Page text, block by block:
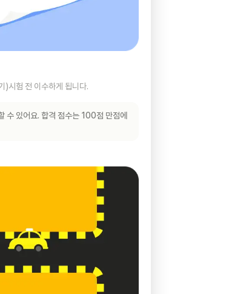
)시험 전 이수하게 됩니다.
수 있어요. 합격 점수는 100점 만점에